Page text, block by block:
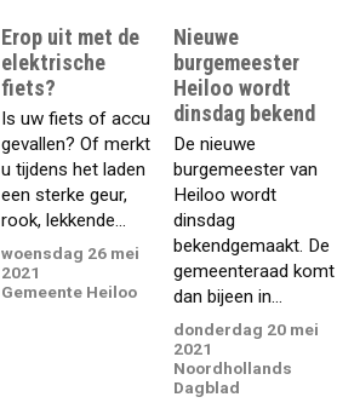
Erop uit met de
elektrische
fiets?
Is uw fiets of accu
gevallen? Of merkt
u tijdens het laden
een sterke geur,
rook, lekkende...
woensdag 26 mei
2021
Gemeente Heiloo
Nieuwe
burgemeester
Heiloo wordt
dinsdag bekend
De nieuwe
burgemeester van
Heiloo wordt
dinsdag
bekendgemaakt. De
gemeenteraad komt
dan bijeen in...
donderdag 20 mei
2021
Noordhollands
Dagblad